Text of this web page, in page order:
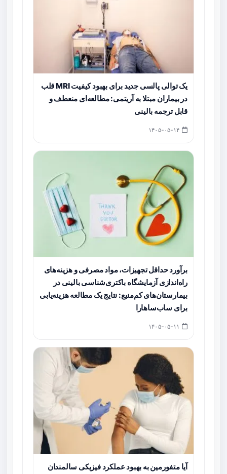
یک توالی پالسی جدید برای بهبود کیفیت MRI قلب
در بیماران مبتلا به آریتمی: مطالعه‌ای منعطف و
قابل ترجمه بالینی
برآورد حداقل تجهیزات، مواد مصرفی و هزینه‌های
راه‌اندازی آزمایشگاه باکتری‌شناسی بالینی در
بیمارستان‌های کم‌منبع: نتایج یک مطالعه هزینه‌یابی
برای ساب‌ساهارا
آیا متفورمین به بهبود عملکرد فیزیکی سالمندان